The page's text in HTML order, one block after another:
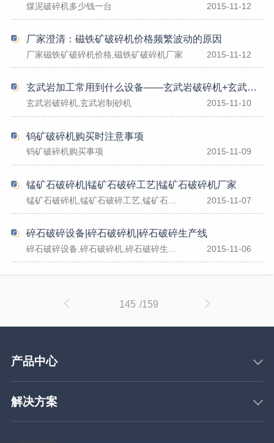
煤泥破碎机多少钱一台 2015-11-12
厂家澄清：磁铁矿破碎机价格频繁波动的原因
厂家磁铁矿破碎机价格,磁铁矿破碎机厂家 2015-11-12
玄武岩加工常用到什么设备——玄武岩破碎机+玄武岩制砂机
玄武岩破碎机,玄武岩制砂机 2015-11-10
钨矿破碎机购买时注意事项
钨矿破碎机购买事项 2015-11-09
锰矿石破碎机|锰矿石破碎工艺|锰矿石破碎机厂家
锰矿石破碎机,锰矿石破碎工艺,锰矿石破碎机厂家 2015-11-07
碎石破碎设备|碎石破碎机|碎石破碎生产线
2015-11-06
145 /159
产品中心
解决方案